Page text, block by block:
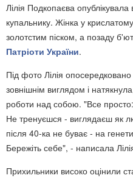
Лілія Подкопаєва
купальнику. Жінка у
золотстим піском, а позаду
Патріоти України.
Під фото Лілія
зовнішнім виглядом і
роботи над собою. "Все
Не тренуєшся - виглядаєш як
після 40-ка не буває - на
Бережіть себе", - написала
Прихильники високо оцінили